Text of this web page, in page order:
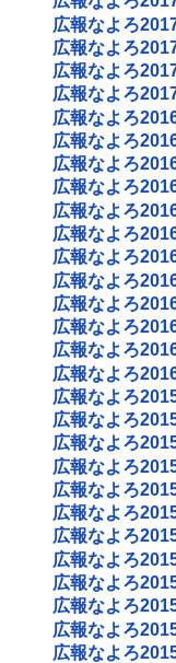
広報なよろ
広報なよろ
広報なよろ
広報なよろ
広報なよろ
広報なよろ
広報なよろ
広報なよろ
広報なよろ
広報なよろ
広報なよろ
広報なよろ
広報なよろ
広報なよろ
広報なよろ
広報なよろ
広報なよろ
広報なよろ
広報なよろ
広報なよろ
広報なよろ
広報なよろ
広報なよろ
広報なよろ
広報なよろ
広報なよろ
広報なよろ
広報なよろ